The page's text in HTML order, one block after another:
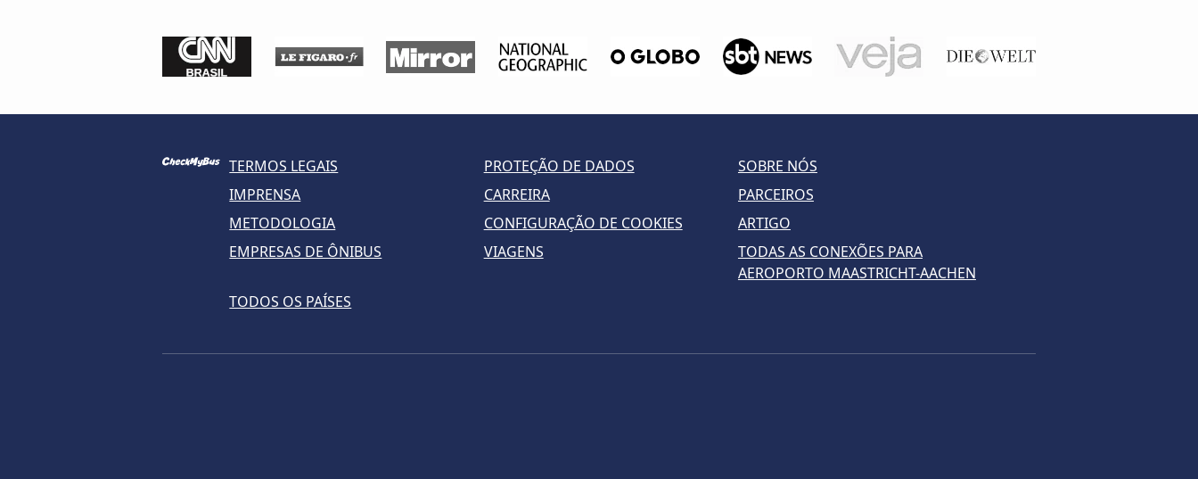
TERMOS LEGAIS PROTEÇÃO DE DADOS
SOBRE NÓS
IMPRENSA
CARREIRA
PARCEIROS
METODOLOGIA
CONFIGURAÇÃO DE COOKIES
ARTIGO
EMPRESAS DE ÔNIBUS
VIAGENS
TODAS AS CONEXÕES PARA
AEROPORTO MAASTRICHT-AACHEN
TODOS OS PAÍSES